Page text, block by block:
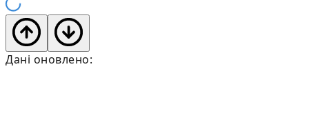
Дані оновлено: